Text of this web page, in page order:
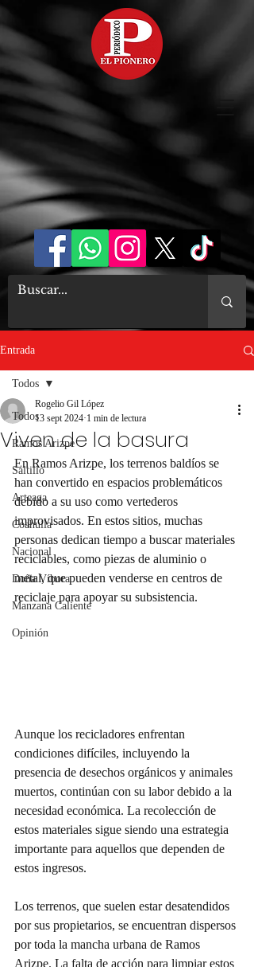
Entrada
Todos
Ramos Arizpe
Saltillo
Arteaga
Coahuila
Nacional
Doña Víbora
Manzana Caliente
Opinión
Todos
Viven de la basura
Rogelio Gil López
13 sept 2024 1 min de lectura
En Ramos Arizpe, los terrenos baldíos se
han convertido en espacios problemáticos
debido a su uso como vertederos
improvisados. En estos sitios, muchas
personas dedican tiempo a buscar materiales
reciclables, como piezas de aluminio o
metal, que pueden venderse en centros de
reciclaje para apoyar su subsistencia.
Aunque los recicladores enfrentan
condiciones difíciles, incluyendo la
presencia de desechos orgánicos y animales
muertos, continúan con su labor debido a la
necesidad económica. La recolección de
estos materiales sigue siendo una estrategia
importante para aquellos que dependen de
estos ingresos.
Los terrenos, que suelen estar desatendidos
por sus propietarios, se encuentran dispersos
por toda la mancha urbana de Ramos
Arizpe. La falta de acción para limpiar estos